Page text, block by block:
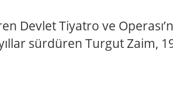
Devlet Tiyatro ve
sürdüren Turgut Zaim,